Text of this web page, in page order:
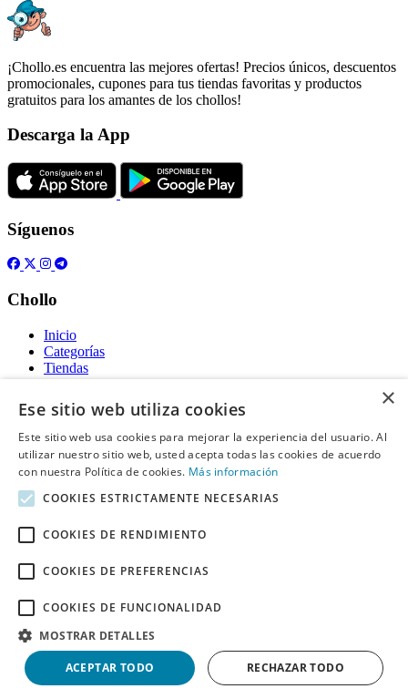
¡Chollo.es encuentra las mejores ofertas! Precios únicos, descuentos
promocionales, cupones para tus tiendas favoritas y productos
gratuitos para los amantes de los chollos!
Descarga la App
Síguenos
Chollo
Inicio
Categorías
Tiendas
Gratis
Acerca de
Sobre nosotros
Contacto
Información legal
Declaración de cookies
Descargo de Responsabilidad
Derechos de autor ©Chollo2026. Todos los derechos quedan
reservados.
×
Ese sitio web utiliza cookies
Este sitio web usa cookies para mejorar la experiencia del usuario. Al
utilizar nuestro sitio web, usted acepta todas las cookies de acuerdo
con nuestra Política de cookies. Más información
COOKIES ESTRICTAMENTE NECESARIAS
COOKIES DE RENDIMIENTO
COOKIES DE PREFERENCIAS
COOKIES DE FUNCIONALIDAD
MOSTRAR DETALLES
ACEPTAR TODO RECHAZAR TODO